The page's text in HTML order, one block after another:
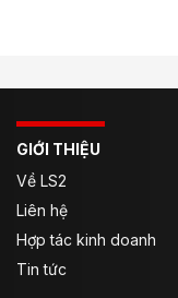
LS2 Garda Air
độ
Giới Thiệu
Garda Air
GIỚI THIỆU
Về LS2
Liên hệ
Hợp tác kinh doanh
Tin tức